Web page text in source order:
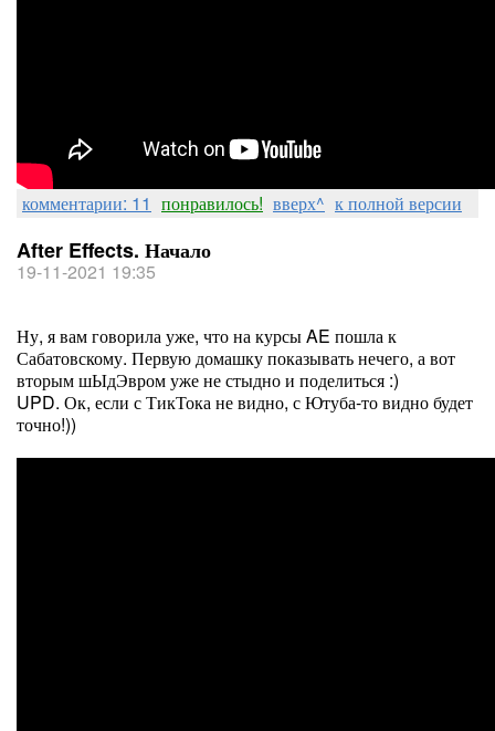
комментарии: 11 понравилось! вверх^ к полной версии
After Effects. Начало
19-11-2021 19:35
Ну, я вам говорила уже, что на курсы AE пошла к
Сабатовскому. Первую домашку показывать нечего, а вот
вторым шЫдЭвром уже не стыдно и поделиться :)
UPD. Ок, если с ТикТока не видно, с Ютуба-то видно будет
точно!))